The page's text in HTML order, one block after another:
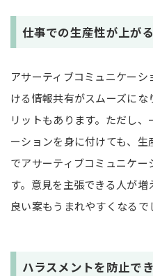
仕事での生産性が上がる
アサーティブコミュニケー
ける情報共有がスムーズに
リットもあります。ただし
ーションを身に付けても、
でアサーティブコミュニケ
す。意見を主張できる人が
良い案もうまれやすくなるで
ハラスメントを防止で